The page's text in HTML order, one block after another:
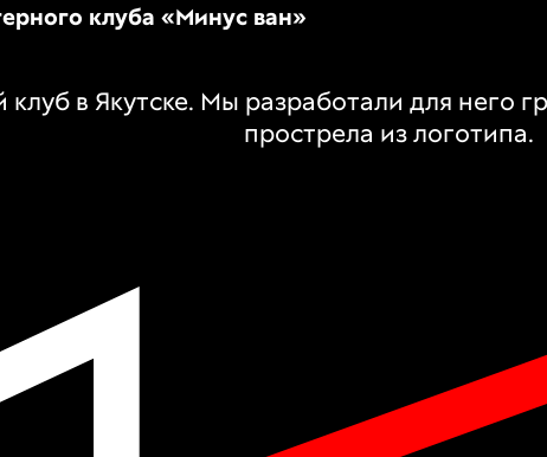
клуба «Минус ван»
в Якутске. Мы разработали для него
прострела из логотипа.